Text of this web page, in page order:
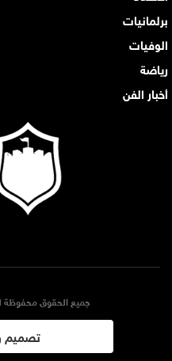
برلمانيات
الوفيات
رياضة
أخبار الفن
جميع الحقوق محفوظة
تصميم